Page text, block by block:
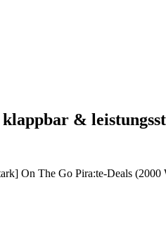
&
On The Go Pira:te-Deals